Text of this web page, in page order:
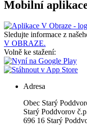
Mobilní
Sledujte informace z
V OBRAZE.
Volně ke stažení:
Adresa
Obec Starý
Starý Poddvorov
696 16 Starý